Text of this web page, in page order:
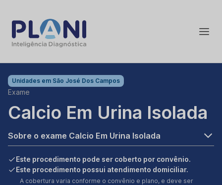
Unidades em São José Dos Campos
Exame
Calcio Em Urina Isolada
Sobre o exame Calcio Em Urina Isolada
Este procedimento pode ser coberto por convênio.
Este procedimento possui atendimento domiciliar.
A cobertura varia conforme o convênio e plano, e deve ser